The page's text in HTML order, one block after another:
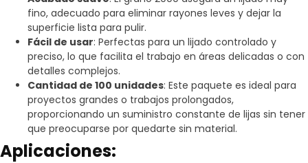
fino, adecuado para eliminar rayones leves y dejar la
superficie lista para pulir.
Fácil de usar: Perfectas para un lijado controlado y
preciso, lo que facilita el trabajo en áreas delicadas o con
detalles complejos.
Cantidad de 100 unidades: Este paquete es ideal para
proyectos grandes o trabajos prolongados,
proporcionando un suministro constante de lijas sin tener
que preocuparse por quedarte sin material.
Aplicaciones: